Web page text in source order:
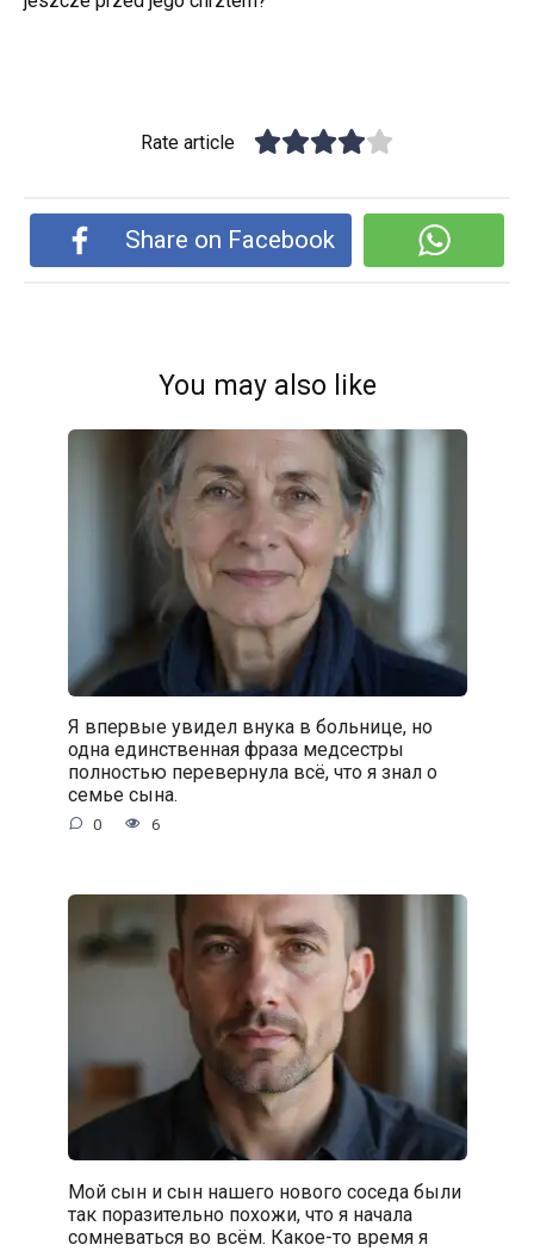
Rate article
Share on Facebook
You may also like
Я впервые увидел внука в больнице, но
одна единственная фраза медсестры
полностью перевернула всё, что я знал о
семье сына.
0 6
Мой сын и сын нашего нового соседа были
так поразительно похожи, что я начала
сомневаться во всём. Какое-то время я